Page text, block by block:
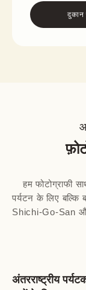
दुकान
हम फोटोग्राफी
पर्यटन के लिए बल्कि
Shichi-Go-San
अंतरराष्ट्रीय